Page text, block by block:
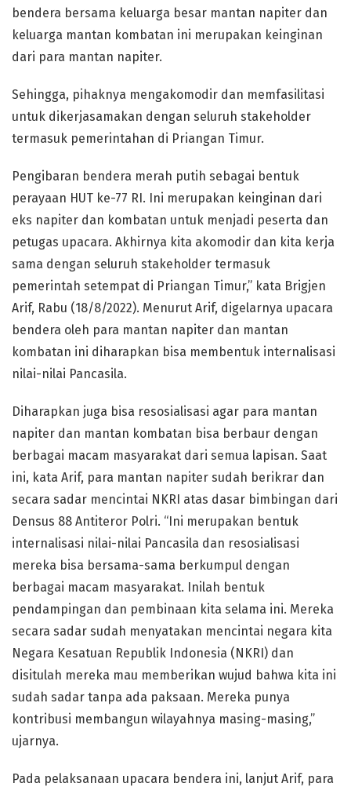
bendera bersama keluarga besar mantan napiter dan
keluarga mantan kombatan ini merupakan keinginan
dari para mantan napiter.
Sehingga, pihaknya mengakomodir dan memfasilitasi
untuk dikerjasamakan dengan seluruh stakeholder
termasuk pemerintahan di Priangan Timur.
Pengibaran bendera merah putih sebagai bentuk
perayaan HUT ke-77 RI. Ini merupakan keinginan dari
eks napiter dan kombatan untuk menjadi peserta dan
petugas upacara. Akhirnya kita akomodir dan kita kerja
sama dengan seluruh stakeholder termasuk
pemerintah setempat di Priangan Timur,” kata Brigjen
Arif, Rabu (18/8/2022). Menurut Arif, digelarnya upacara
bendera oleh para mantan napiter dan mantan
kombatan ini diharapkan bisa membentuk internalisasi
nilai-nilai Pancasila.
Diharapkan juga bisa resosialisasi agar para mantan
napiter dan mantan kombatan bisa berbaur dengan
berbagai macam masyarakat dari semua lapisan. Saat
ini, kata Arif, para mantan napiter sudah berikrar dan
secara sadar mencintai NKRI atas dasar bimbingan dari
Densus 88 Antiteror Polri. “Ini merupakan bentuk
internalisasi nilai-nilai Pancasila dan resosialisasi
mereka bisa bersama-sama berkumpul dengan
berbagai macam masyarakat. Inilah bentuk
pendampingan dan pembinaan kita selama ini. Mereka
secara sadar sudah menyatakan mencintai negara kita
Negara Kesatuan Republik Indonesia (NKRI) dan
disitulah mereka mau memberikan wujud bahwa kita ini
sudah sadar tanpa ada paksaan. Mereka punya
kontribusi membangun wilayahnya masing-masing,”
ujarnya.
Pada pelaksanaan upacara bendera ini, lanjut Arif, para